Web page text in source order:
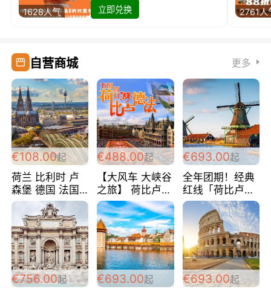
1628人气
立即兑换
2761人
自营商城 更多
€108.00起
荷兰 比利时 卢
森堡 德国 法国
超爽玩遍西欧 循
环线 全程四星宾
馆 108欧/人/天
€488.00起
【大风车 大峡谷
之旅】 荷比卢德
法 巴黎上下 经
典五国四日游
488欧/人
€693.00起
全年团期！经典
红线「荷比卢德
法」七天循环 五
国 仅售99欧/人/
天！巴黎上下！
包拼房~
€756.00起 €693.00起 €693.00起